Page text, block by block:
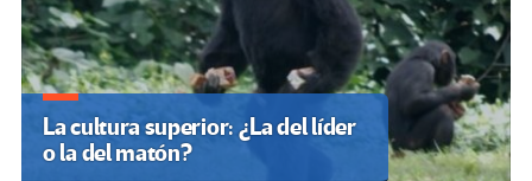
La cultura superior: ¿La del líder
o la del matón?